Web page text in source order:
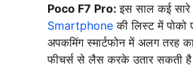
Poco F7 Pro:इस साल कई सारे
Smartphoneकी लिस्ट में पोको
अपकमिंग स्मार्टफोन में अलग तरह
फीचर्स से लैस करके उतार सकती